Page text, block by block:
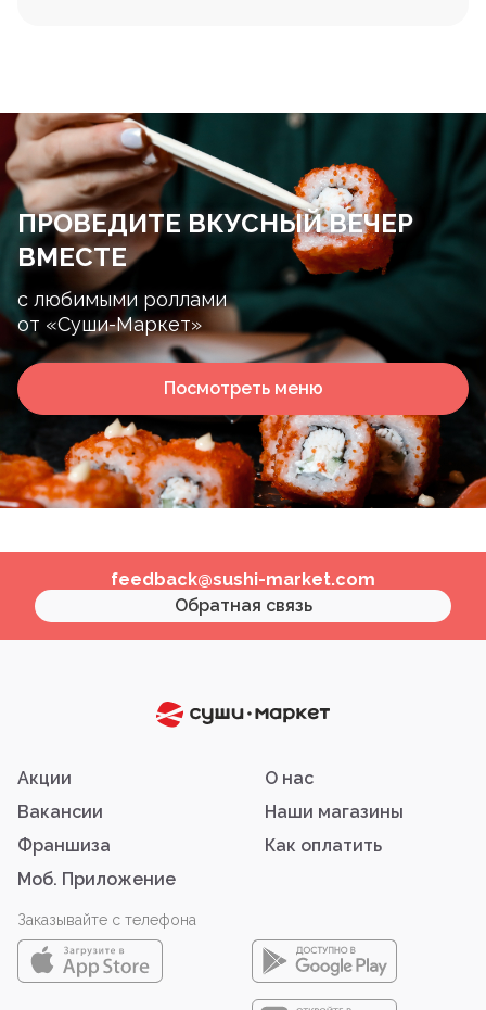
ПРОВЕДИТЕ ВКУСНЫЙ ВЕЧЕР
ВМЕСТЕ
с любимыми роллами
от «Суши-Маркет»
Посмотреть меню
feedback@sushi-market.com
Обратная связь
Акции
О нас
Вакансии
Наши магазины
Франшиза
Как оплатить
Моб. Приложение
Заказывайте с телефона